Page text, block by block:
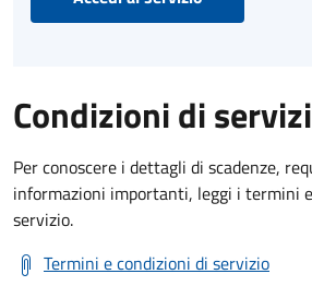
Condizioni di
Per conoscere i dettagli di scadenze,
informazioni importanti, leggi i termini
servizio.
Termini e condizioni di servizio